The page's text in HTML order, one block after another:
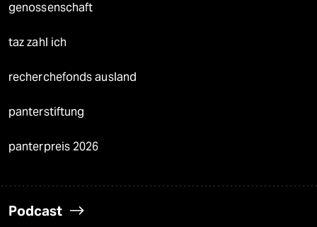
genossenschaft
taz zahl ich
recherchefonds ausland
panterstiftung
panterpreis 2026
Podcast